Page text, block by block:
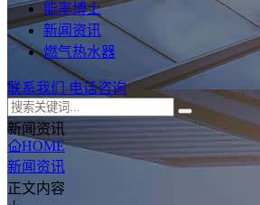
能率博士
新闻资讯
燃气热水器
联系我们 电话咨询
新闻资讯
HOME
新闻资讯
正文内容